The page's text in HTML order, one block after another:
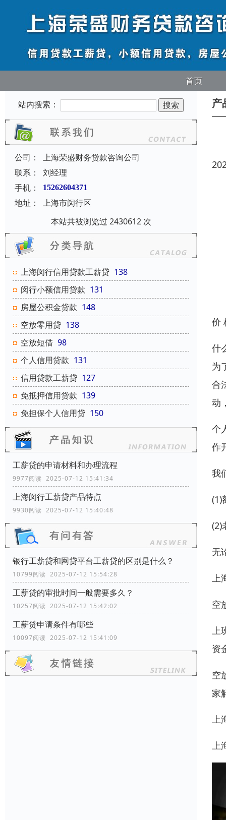
首页
站内搜索：
公司：
上海荣盛财务贷款咨询公司
联系：
刘经理
手机：
15262604371
地址：
上海市闵行区
本站共被浏览过 2430612 次
上海闵行信用贷款工薪贷 138
闵行小额信用贷款 131
房屋公积金贷款 148
空放零用贷 138
空放短借 98
个人信用贷款 131
信用贷款工薪贷 127
免抵押信用贷款 139
免担保个人信用贷 150
工薪贷的申请材料和办理流程
9977阅读 2025-07-12 15:41:34
上海闵行工薪贷产品特点
9930阅读 2025-07-12 15:40:48
银行工薪贷和网贷平台工薪贷的区别是什么？
10799阅读 2025-07-12 15:54:28
工薪贷的审批时间一般需要多久？
10257阅读 2025-07-12 15:42:02
工薪贷申请条件有哪些
10097阅读 2025-07-12 15:41:09
产
价
什
为
合
动
个
作
我
(1)
(2)
无
上
空
上
资
空
家
上
上